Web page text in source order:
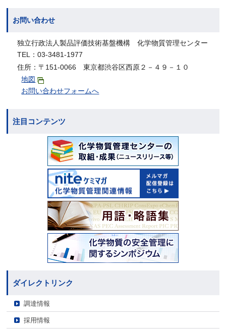
お問い合わせ
独立行政法人製品評価技術基盤機構 化学物質管理センター
TEL：03-3481-1977
住所：〒151-0066 東京都渋谷区西原２－４９－１０
地図
お問い合わせフォームへ
注目コンテンツ
ダイレクトリンク
調達情報
採用情報